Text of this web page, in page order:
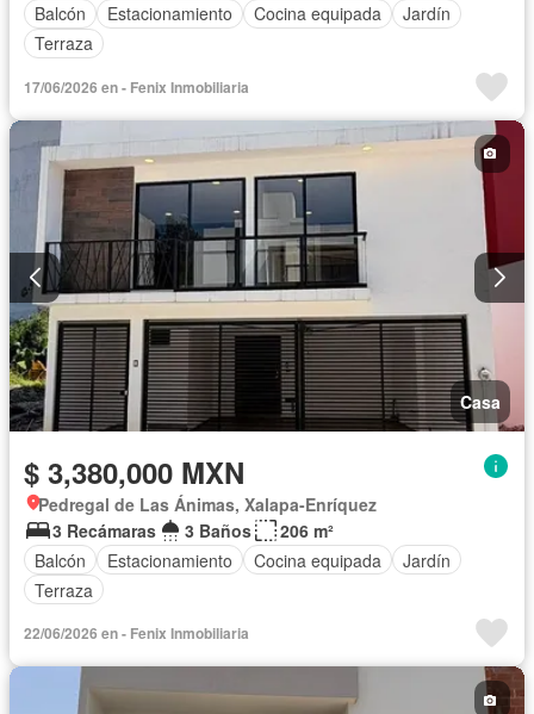
Balcón
Estacionamiento Cocina equipada
Jardín
Terraza
17/06/2026 en - Fenix Inmobiliaria
Casa
$ 3,380,000 MXN
Pedregal de Las Ánimas, Xalapa-Enríquez
3 Recámaras
3 Baños
206 m²
Balcón
Estacionamiento Cocina equipada
Jardín
Terraza
22/06/2026 en - Fenix Inmobiliaria